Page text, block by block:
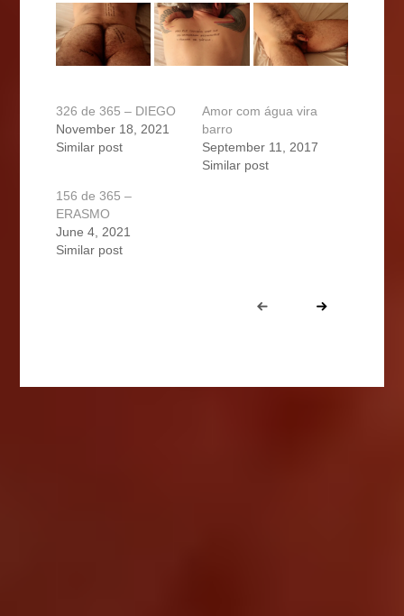
326 de 365 – DIEGO
November 18, 2021
Similar post
Amor com água vira
barro
September 11, 2017
Similar post
156 de 365 –
ERASMO
June 4, 2021
Similar post